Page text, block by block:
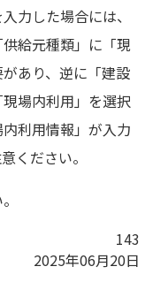
力した場合には、
給元種類」に「現
あり、逆に「建設
場内利用」を選択
利用情報」が入力
ください。
143
2025年06月20日